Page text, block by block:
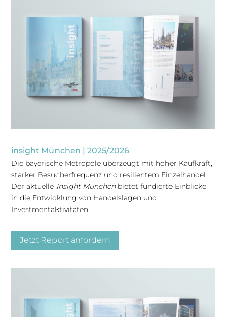
insight München | 2025/2026
Die bayerische Metropole überzeugt mit hoher Kaufkraft,
starker Besucherfrequenz und resilientem Einzelhandel.
Der aktuelle Insight Münchenbietet fundierte Einblicke
in die Entwicklung von Handelslagen und
Investmentaktivitäten.
Jetzt Report anfordern